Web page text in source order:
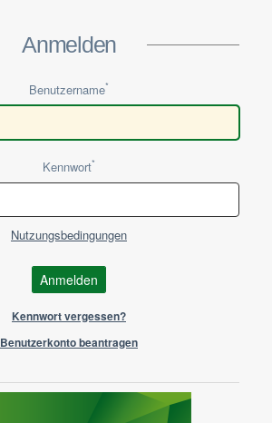
Anmelden
Benutzername*
Kennwort*
Nutzungsbedingungen
Anmelden
Kennwort vergessen?
Benutzerkonto beantragen